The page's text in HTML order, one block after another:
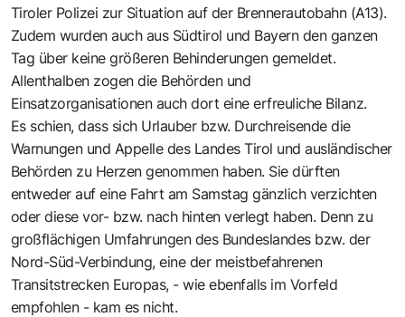
Tiroler Polizei zur Situation auf der Brennerautobahn (A13).
Zudem wurden auch aus Südtirol und Bayern den ganzen
Tag über keine größeren Behinderungen gemeldet.
Allenthalben zogen die Behörden und
Einsatzorganisationen auch dort eine erfreuliche Bilanz.
Es schien, dass sich Urlauber bzw. Durchreisende die
Warnungen und Appelle des Landes Tirol und ausländischer
Behörden zu Herzen genommen haben. Sie dürften
entweder auf eine Fahrt am Samstag gänzlich verzichten
oder diese vor- bzw. nach hinten verlegt haben. Denn zu
großflächigen Umfahrungen des Bundeslandes bzw. der
Nord-Süd-Verbindung, eine der meistbefahrenen
Transitstrecken Europas, - wie ebenfalls im Vorfeld
empfohlen - kam es nicht.